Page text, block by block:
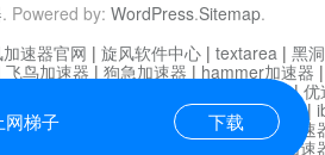
. Powered by: WordPress.Sitemap.
网梯子 下载
速器官网 | 旋风软件中心 | textarea | 黑
飞鸟加速器 | 狗急加速器 | hammer加速器
迷雾通|优
|falemon 快橙加速器|anycast加速器 |
王加速器 | 白石山|
小牛加速
芒果加速